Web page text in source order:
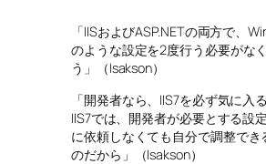
「IISおよびASP.NETの両方で、
のような設定を2度行う必要がな
う」（Isakson）
「開発者なら、IIS7を必ず気に入
IIS7では、開発者が必要とする設
に依頼しなくても自分で調整でき
のだから」（Isakson）